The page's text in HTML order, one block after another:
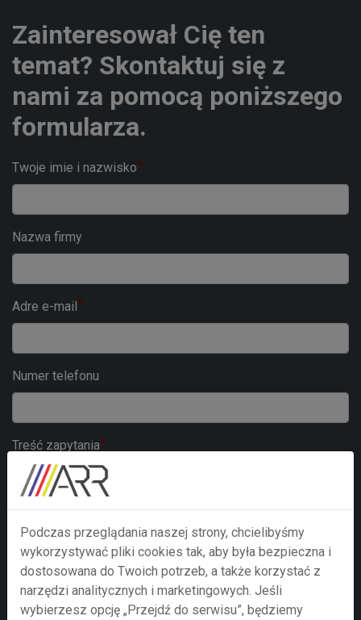
Zainteresował Cię ten
temat? Skontaktuj się z
nami za pomocą poniższego
formularza.
Twoje imie i nazwisko
Nazwa firmy
Adre e-mail
Numer telefonu
Treść zapytania
Podczas przeglądania naszej strony, chcielibyśmy
wykorzystywać pliki cookies tak, aby była bezpieczna i
dostosowana do Twoich potrzeb, a także korzystać z
narzędzi analitycznych i marketingowych. Jeśli
wybierzesz opcję „Przejdź do serwisu”, będziemy